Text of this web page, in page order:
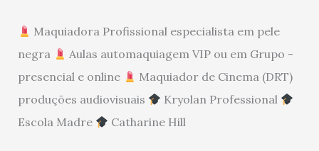
Maquiadora Profissional especialista em pele
negra
Aulas automaquiagem VIP ou em Grupo -
presencial e online
Maquiador de Cinema (DRT)
produções audiovisuais
Kryolan Professional
Escola Madre
Catharine Hill